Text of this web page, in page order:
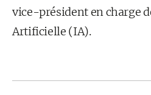
vice-président en charge
Artificielle (IA).